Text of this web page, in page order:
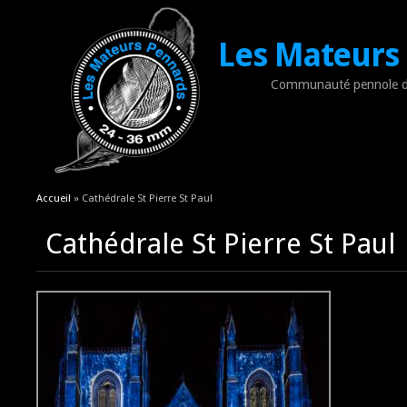
Les
Communauté pennole
Vous êtes ici
Accueil » Cathédrale St Pierre St Paul
Cathédrale St Pierre St Paul